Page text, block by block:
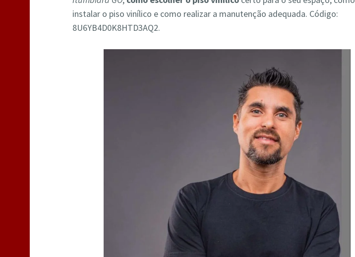
instalar o piso vinílico e como realizar a manutenção adequada. Código:
8U6YB4D0K8HTD3AQ2.